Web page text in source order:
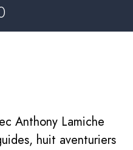
Anthony Lamiche
huit aventuriers